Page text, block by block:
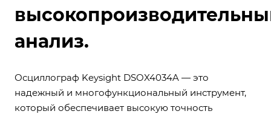
анализ.
Осциллограф Keysight DSOX4034A — это
надежный и многофункциональный инструмент,
который обеспечивает высокую точность